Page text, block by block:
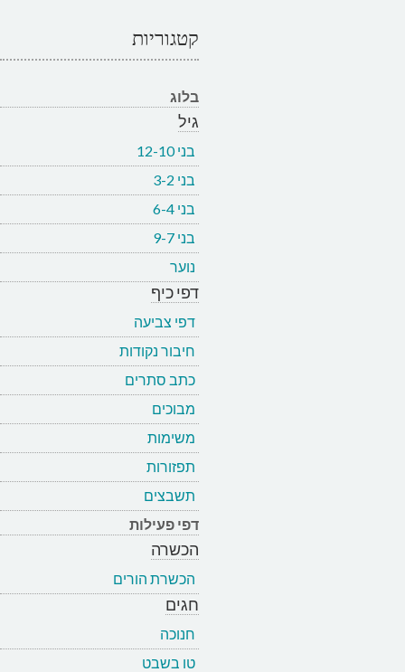
קטגוריות
בלוג
גיל
בני 12-10
בני 3-2
בני 6-4
בני 9-7
נוער
דפי כיף
דפי צביעה
חיבור נקודות
כתב סתרים
מבוכים
משימות
תפזורות
תשבצים
דפי פעילות
הכשרה
הכשרת הורים
חגים
חנוכה
טו בשבט